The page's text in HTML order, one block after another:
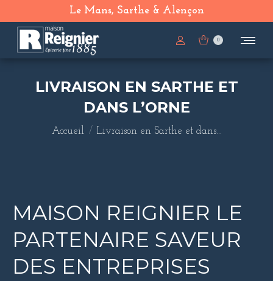
Le Mans, Sarthe & Alençon
0
LIVRAISON EN SARTHE ET
DANS L’ORNE
Vous êtes ici :
Accueil Livraison en Sarthe et dans…
MAISON REIGNIER LE
PARTENAIRE SAVEUR
DES ENTREPRISES